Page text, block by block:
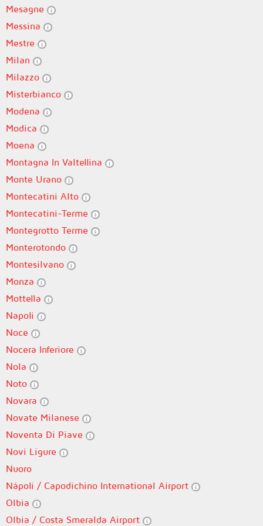
Mesagne
Messina
Mestre
Milan
Milazzo
Misterbianco
Modena
Modica
Moena
Montagna In Valtellina
Monte Urano
Montecatini Alto
Montecatini-Terme
Montegrotto Terme
Monterotondo
Montesilvano
Monza
Mottella
Napoli
Noce
Nocera Inferiore
Nola
Noto
Novara
Novate Milanese
Noventa Di Piave
Novi Ligure
Nuoro
Nápoli / Capodichino International Airport
Olbia
Olbia / Costa Smeralda Airport